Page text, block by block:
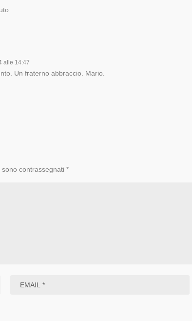
alle 14:47
Un fraterno abbraccio. Mario.
contrassegnati *